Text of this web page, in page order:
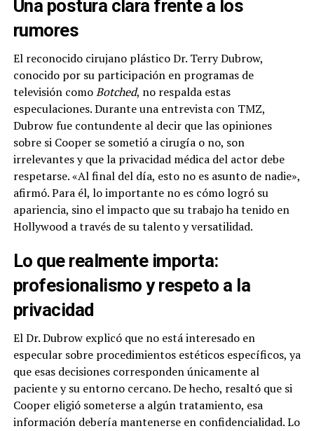
Una postura clara frente a los
rumores
El reconocido cirujano plástico Dr. Terry Dubrow,
conocido por su participación en programas de
televisión comoBotched, no respalda estas
especulaciones. Durante una entrevista con TMZ,
Dubrow fue contundente al decir que las opiniones
sobre si Cooper se sometió a cirugía o no, son
irrelevantes y que la privacidad médica del actor debe
respetarse. «Al final del día, esto no es asunto de nadie»,
afirmó. Para él, lo importante no es cómo logró su
apariencia, sino el impacto que su trabajo ha tenido en
Hollywood a través de su talento y versatilidad.
Lo que realmente importa:
profesionalismo y respeto a la
privacidad
El Dr. Dubrow explicó que no está interesado en
especular sobre procedimientos estéticos específicos, ya
que esas decisiones corresponden únicamente al
paciente y su entorno cercano. De hecho, resaltó que si
Cooper eligió someterse a algún tratamiento, esa
información debería mantenerse en confidencialidad. Lo